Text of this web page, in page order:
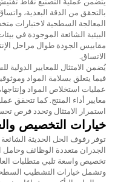
بالتحقق من الدقة البعدية،
المعالجة السطحية لاختبارات
البيئية الشائعة الموجودة في
مقاييس الجودة طوال مراحل
الاتساق.
يُضمن الامتثال للمعايير الدولية
فيما يتعلق بسلامة المواد
عمليات استخلاص المواد
معايير أداء المنتج. كما تتحقق
استمرار الامتثال وتحدد فرص
خيارات التخصيص
توفر رفوف الحل الحديثة
الجدران متعددة الوظائف وحامل
تخصيص واسعة تلبي متطلبات
وتشمل خيارات التشطيب